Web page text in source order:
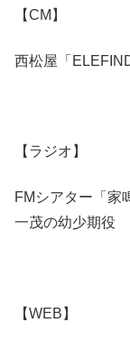
【CM】
西松屋「
【ラジオ】
FMシアター「家
一茂の幼少期役
【WEB】